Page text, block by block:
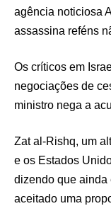
agência noticiosa
assassina reféns
Os críticos em
negociações de
ministro nega a
Zat al-Rishq, um
e os Estados
dizendo que ainda
aceitado uma